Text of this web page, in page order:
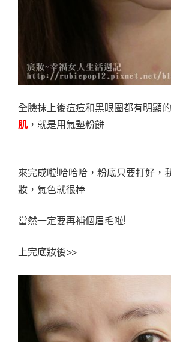
全臉抹上後痘痘和黑眼圈都有明顯
肌 ，就是用氣墊粉餅
來完成啦!哈哈哈，粉底只要打好，
妝，氣色就很棒
當然一定要再補個眉毛啦!
上完底妝後>>